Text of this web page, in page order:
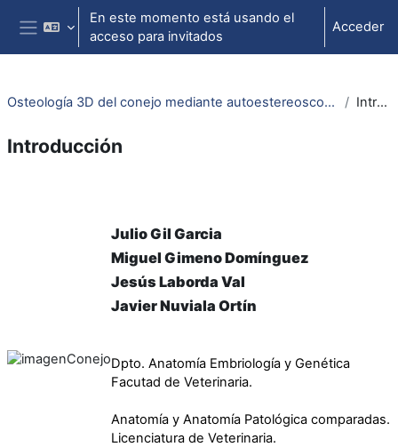
Salta al contenido principal
Panel lateral
En este momento está usando el
acceso para invitados
Acceder
Osteología 3D del conejo mediante autoestereoscopía (Rabbit's 3D osteology by mean selfstereoscopy) Introducción
Introducción
Julio Gil Garcia
Miguel Gimeno Domínguez
Jesús Laborda Val
Javier Nuviala Ortín
Dpto. Anatomía Embriología y Genética
Facutad de Veterinaria.
Anatomía y Anatomía Patológica comparadas.
Licenciatura de Veterinaria.